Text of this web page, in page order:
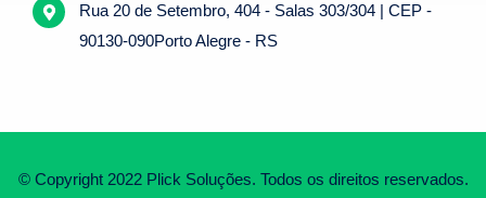
Rua 20 de Setembro, 404 - Salas 303/304 | CEP -
90130-090Porto Alegre - RS
© Copyright 2022 Plick Soluções. Todos os direitos reservados.